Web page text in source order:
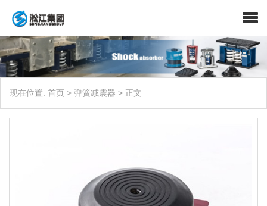
现在位置: 首页 > 弹簧减震器 > 正文